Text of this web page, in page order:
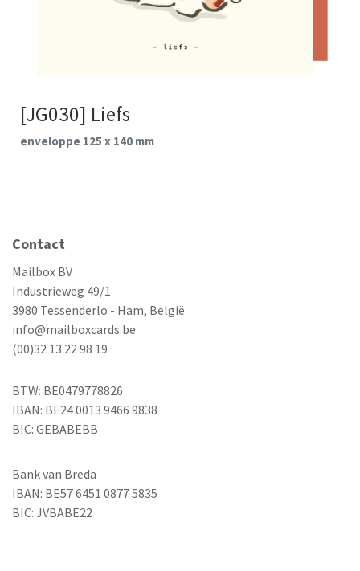
[JG030] Liefs
enveloppe 125 x 140 mm
Contact
Mailbox BV
Industrieweg 49/1
3980 Tessenderlo - Ham, België
info@mailboxcards.be
(00)32 13 22 98 19
BTW: BE0479778826
IBAN: BE24 0013 9466 9838
BIC: GEBABEBB
Bank van Breda
IBAN: BE57 6451 0877 5835
BIC: JVBABE22